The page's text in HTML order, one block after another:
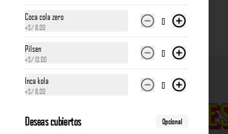
Coca cola zero
+S/ 8.00
0
Pilsen
+S/ 13.00
0
Inca kola
+S/ 8.00
0
Deseas cubiertos Opcional